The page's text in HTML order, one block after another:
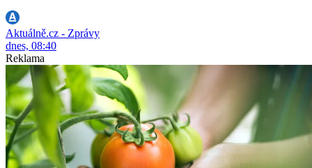
Aktuálně.cz - Zprávy
dnes, 08:40
Reklama